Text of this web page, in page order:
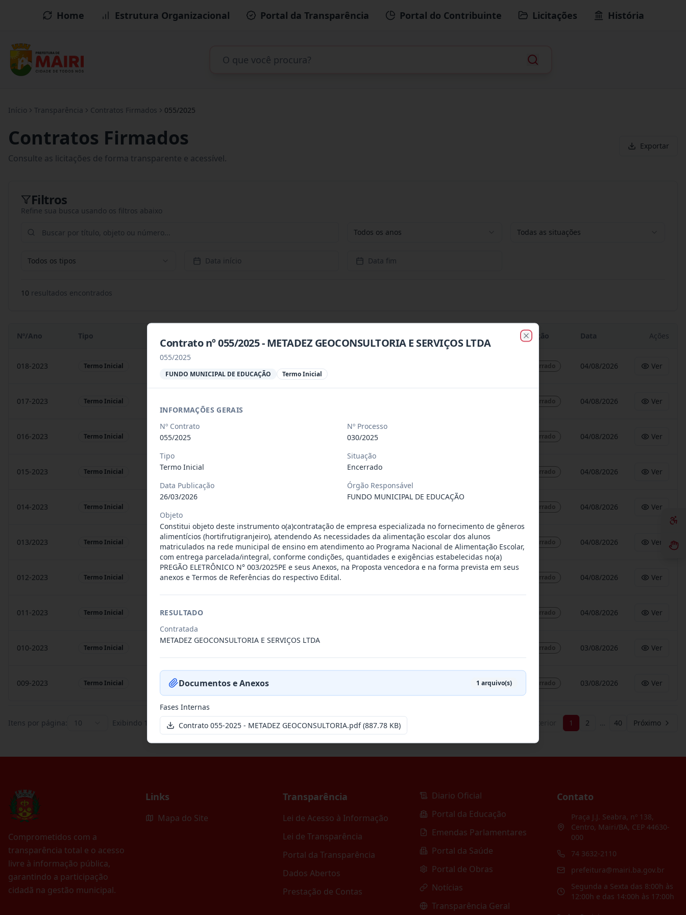
Home Estrutura Organizacional Portal da Transparência Portal do Contribuinte Licitações História
Início Transparência Contratos Firmados 055/2025
Contratos Firmados
Consulte as licitações de forma transparente e acessível.
Exportar
Filtros
Refine sua busca usando os filtros abaixo
Todos os anos Todas as situações
Todos os tipos Data início Data fim
10 resultados encontrados
Nº/Ano Tipo Situação Data Ações
018-2023 Termo Inicial Encerrado 04/08/2026 Ver
017-2023 Termo Inicial Encerrado 04/08/2026 Ver
016-2023 Termo Inicial prestação de serviços de saúde, de forma complementar junto... Encerrado 04/08/2026 Ver
015-2023 Termo Inicial prestação de sarvigos de saúde, de forma complementar junto... Encerrado 04/08/2026 Ver
014-2023 Termo Inicial Encerrado 04/08/2026 Ver
013/2023 Termo Inicial Constitui o objeto do presente contrato a contratação de emp... Encerrado 04/08/2026 Ver
012-2023 Termo Inicial Contratação de orquestra filarmônica, para apresentação musi Encerrado 04/08/2026 Ver
011-2023 Termo Inicial Contratação de empresa especializada na realização de evento Encerrado 04/08/2026 Ver
010-2023 Termo Inicial Constitui o objeto do presente contrato é a Contratação de e Encerrado 03/08/2026 Ver
009-2023 Termo Inicial Contratação de pessoa jurídica para prestação de serviços de Encerrado 03/08/2026 Ver
Itens por página: 10 Exibindo 1 de 395 registros 1 2 … 40 Próximo
Comprometidos com a
transparência total e o acesso
livre à informação pública,
garantindo a participação
cidadã na gestão municipal.
Links
Mapa do Site
Transparência
Lei de Acesso à Informação
Lei de Transparência
Portal da Transparência
Dados Abertos
Prestação de Contas
Diario Oficial
Portal da Educação
Emendas Parlamentares
Portal da Saúde
Portal de Obras
Notícias
Transparência Geral
Contato
Praça J.J. Seabra, nº 138,
Centro, Mairi/BA, CEP 44630-
000
74 3632-2110
prefeitura@mairi.ba.gov.br
Segunda a Sexta das 8:00h às
12:00h e das 14:00h às 17:00h
Contrato nº 055/2025 - METADEZ GEOCONSULTORIA E SERVIÇOS LTDA
055/2025
FUNDO MUNICIPAL DE EDUCAÇÃO Termo Inicial
INFORMAÇÕES GERAIS
Nº Contrato
055/2025
Nº Processo
030/2025
Tipo
Termo Inicial
Situação
Encerrado
Data Publicação
26/03/2026
Órgão Responsável
FUNDO MUNICIPAL DE EDUCAÇÃO
Objeto
Constitui objeto deste instrumento o(a)contratação de empresa especializada no fornecimento de gêneros
alimentícios (hortifrutigranjeiro), atendendo As necessidades da alimentação escolar dos alunos
matriculados na rede municipal de ensino em atendimento ao Programa Nacional de Alimentação Escolar,
com entrega parcelada/integral, conforme condições, quantidades e exigências estabelecidas no(a)
PREGÃO ELETRÔNICO N° 003/2025PE e seus Anexos, na Proposta vencedora e na forma prevista em seus
anexos e Termos de Referências do respectivo Edital.
RESULTADO
Contratada
METADEZ GEOCONSULTORIA E SERVIÇOS LTDA
Documentos e Anexos 1 arquivo(s)
Fases Internas
Contrato 055-2025 - METADEZ GEOCONSULTORIA.pdf(887.78 KB)
Close